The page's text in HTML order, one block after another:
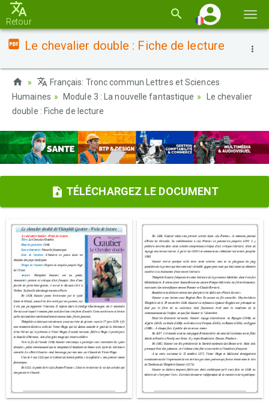
la
Retour
Le chevalier double : Fiche de lecture
Français: Tronc commun Lettres et Sciences
Humaines
Module 3 : La nouvelle fantastique
Le chevalier
double : Fiche de lecture
TÉLÉCHARGEZ LE DOCUMENT